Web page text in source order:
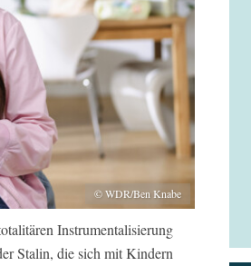
© WDR/Ben Knabe
Instrumentalisierung
Stalin, die sich mit Kindern